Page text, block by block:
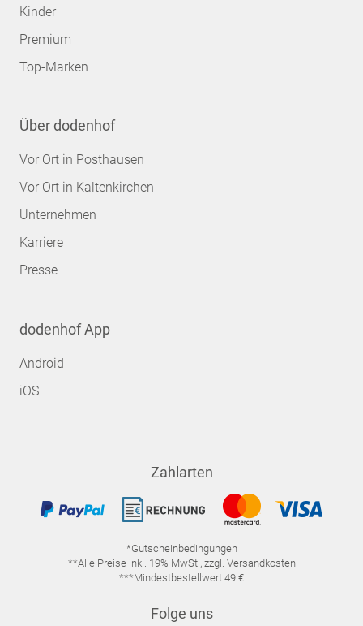
Kinder
Premium
Top-Marken
Über dodenhof
Vor Ort in Posthausen
Vor Ort in Kaltenkirchen
Unternehmen
Karriere
Presse
dodenhof App
Android
iOS
Zahlarten
*Gutscheinbedingungen
**Alle Preise inkl. 19% MwSt., zzgl. Versandkosten
***Mindestbestellwert 49 €
Folge uns